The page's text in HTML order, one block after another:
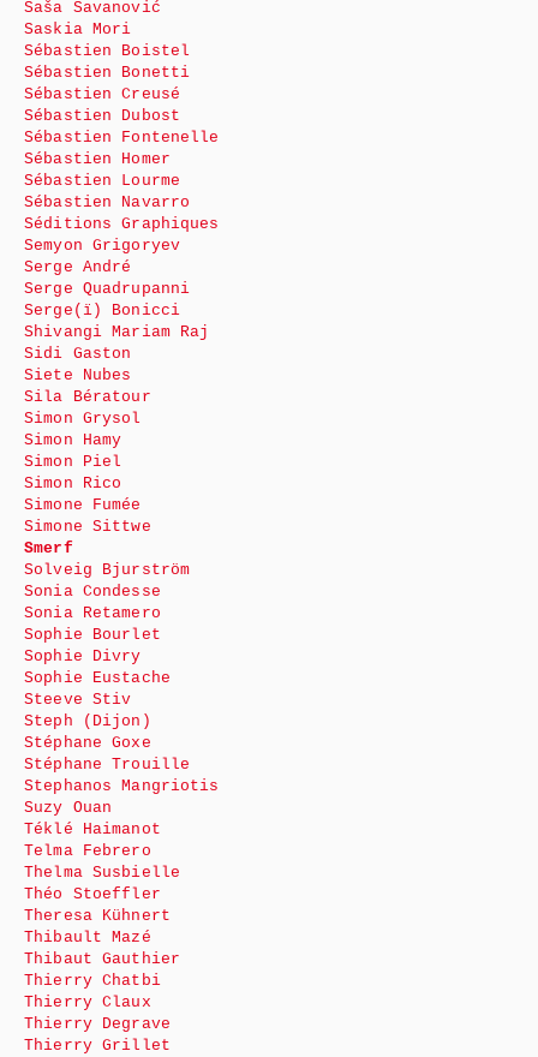
Saša Savanović
Saskia Mori
Sébastien Boistel
Sébastien Bonetti
Sébastien Creusé
Sébastien Dubost
Sébastien Fontenelle
Sébastien Homer
Sébastien Lourme
Sébastien Navarro
Séditions Graphiques
Semyon Grigoryev
Serge André
Serge Quadrupanni
Serge(ï) Bonicci
Shivangi Mariam Raj
Sidi Gaston
Siete Nubes
Sila Bératour
Simon Grysol
Simon Hamy
Simon Piel
Simon Rico
Simone Fumée
Simone Sittwe
Smerf
Solveig Bjurström
Sonia Condesse
Sonia Retamero
Sophie Bourlet
Sophie Divry
Sophie Eustache
Steeve Stiv
Steph (Dijon)
Stéphane Goxe
Stéphane Trouille
Stephanos Mangriotis
Suzy Ouan
Téklé Haimanot
Telma Febrero
Thelma Susbielle
Théo Stoeffler
Theresa Kühnert
Thibault Mazé
Thibaut Gauthier
Thierry Chatbi
Thierry Claux
Thierry Degrave
Thierry Grillet